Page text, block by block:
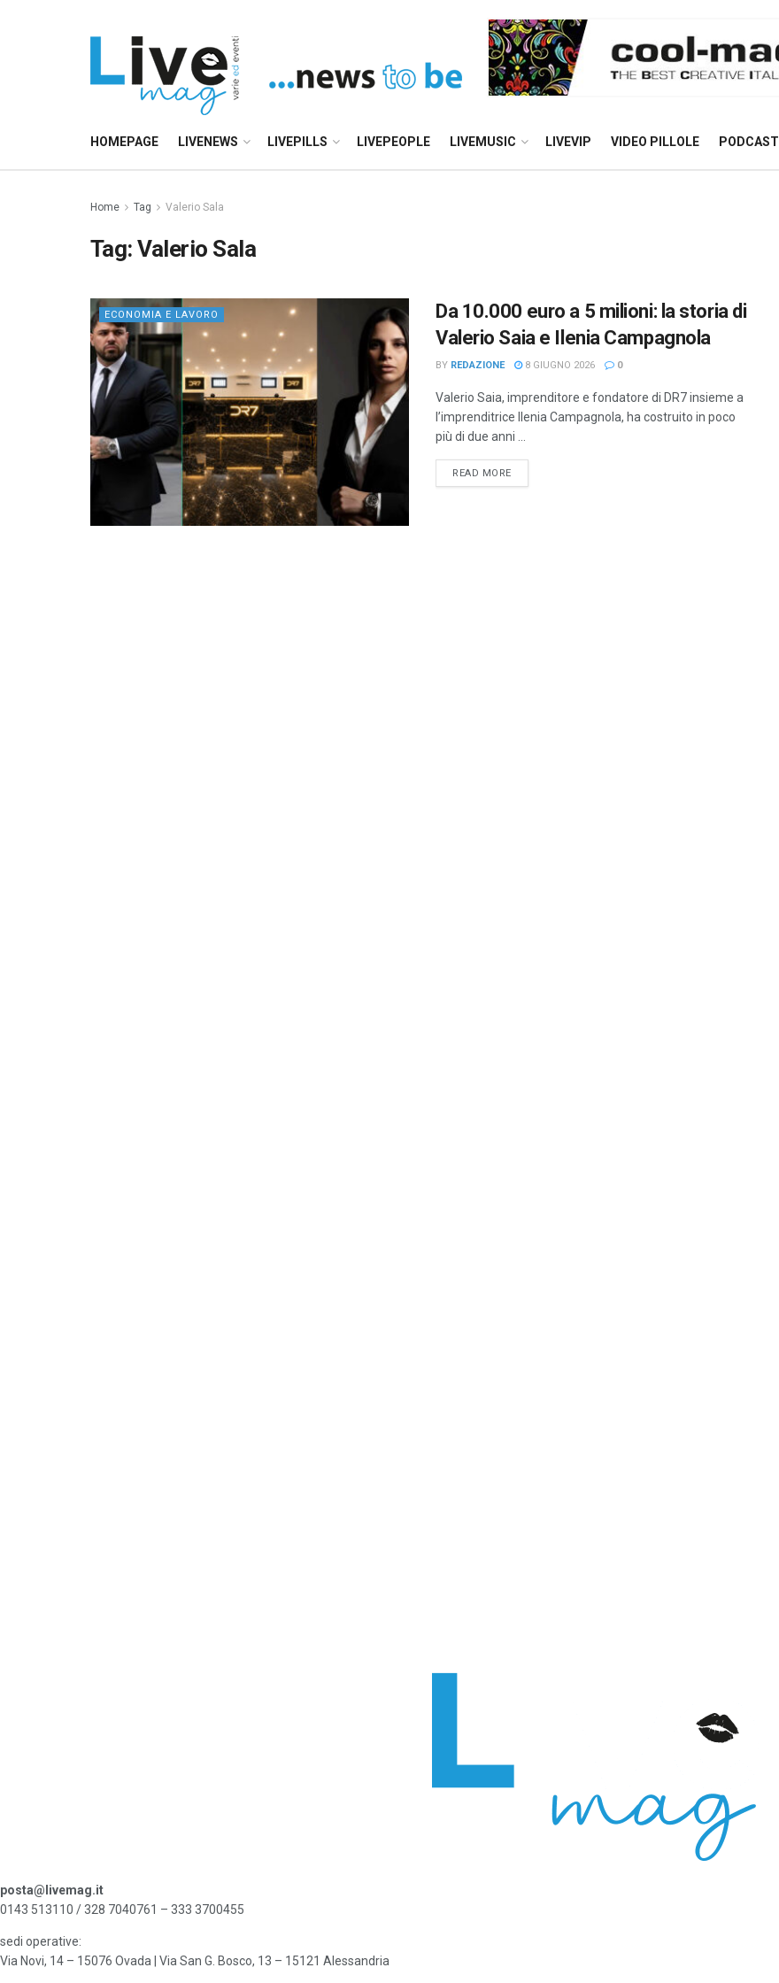
HOMEPAGE LIVENEWS LIVEPILLS LIVEPEOPLE LIVEMUSIC LIVEVIP VIDEO PILLOLE PODCAST
Home Tag Valerio Sala
Tag:Valerio Sala
ECONOMIA E LAVORO
Da 10.000 euro a 5 milioni: la storia di
Valerio Saia e Ilenia Campagnola
BY REDAZIONE 8 GIUGNO 2026 0
Valerio Saia, imprenditore e fondatore di DR7 insieme a
l’imprenditrice Ilenia Campagnola, ha costruito in poco
più di due anni ...
READ MORE
posta@livemag.it
0143 513110 / 328 7040761 – 333 3700455
sedi operative:
Via Novi, 14 – 15076 Ovada | Via San G. Bosco, 13 – 15121 Alessandria